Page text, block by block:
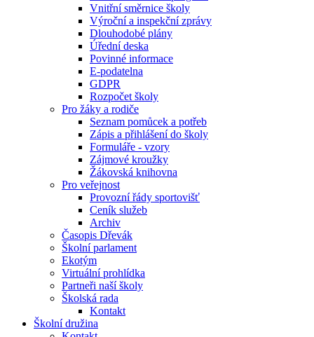
Vnitřní směrnice školy
Výroční a inspekční zprávy
Dlouhodobé plány
Úřední deska
Povinné informace
E-podatelna
GDPR
Rozpočet školy
Pro žáky a rodiče
Seznam pomůcek a potřeb
Zápis a přihlášení do školy
Formuláře - vzory
Zájmové kroužky
Žákovská knihovna
Pro veřejnost
Provozní řády sportovišť
Ceník služeb
Archiv
Časopis Dřevák
Školní parlament
Ekotým
Virtuální prohlídka
Partneři naší školy
Školská rada
Kontakt
Školní družina